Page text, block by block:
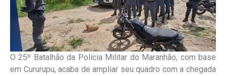
O 25º Batalhão da Polícia Militar do Maranhão, com base
em Cururupu, acaba de ampliar seu quadro com a chegada